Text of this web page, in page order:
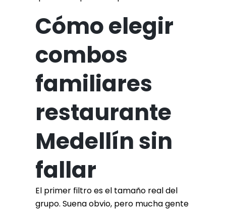
Cómo elegir
combos
familiares
restaurante
Medellín sin
fallar
El primer filtro es el tamaño real del
grupo. Suena obvio, pero mucha gente